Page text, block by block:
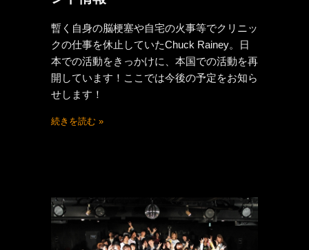
暫く自身の脳梗塞や自宅の火事等でクリニッ
クの仕事を休止していたChuck Rainey。日
本での活動をきっかけに、本国での活動を再
開しています！ここでは今後の予定をお知ら
せします！
続きを読む »